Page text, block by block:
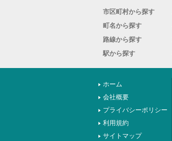
市区町村から探す
町名から探す
路線から探す
駅から探す
ホーム
会社概要
プライバシーポリシー
利用規約
サイトマップ